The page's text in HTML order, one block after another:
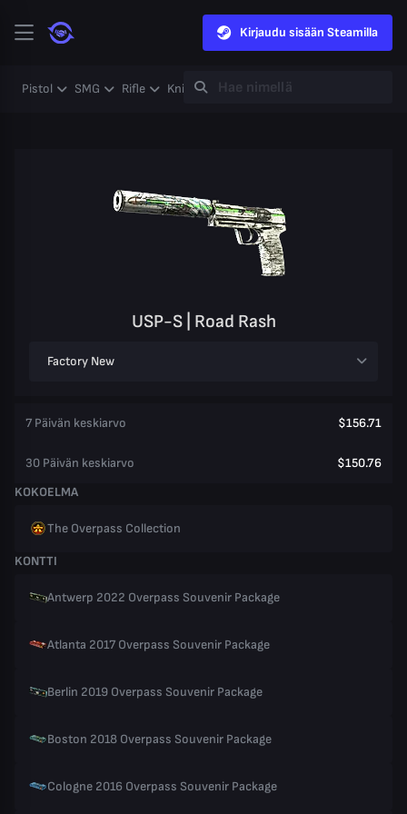
Kirjaudu sisään Steamilla
Pistol SMG Rifle Knife Gloves Heavy
USP-S | Road Rash
Factory New
7 Päivän keskiarvo $156.71
30 Päivän keskiarvo
$150.76
KOKOELMA
The Overpass Collection
KONTTI
Antwerp 2022 Overpass Souvenir Package
Atlanta 2017 Overpass Souvenir Package
Berlin 2019 Overpass Souvenir Package
Boston 2018 Overpass Souvenir Package
Cologne 2016 Overpass Souvenir Package